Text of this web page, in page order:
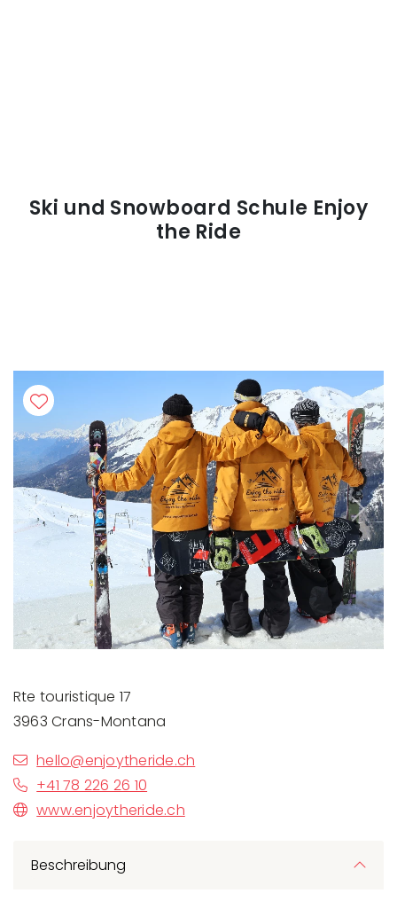
Ski und Snowboard Schule Enjoy
the Ride
Previous Next
Rte touristique 17
3963 Crans-Montana
hello@enjoytheride.ch
+41 78 226 26 10
www.enjoytheride.ch
Beschreibung